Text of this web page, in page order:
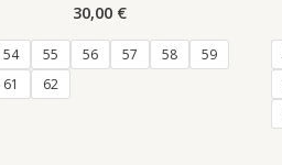
Rated
out
5
30,00 €
54 55 56 57 58
59
61 62